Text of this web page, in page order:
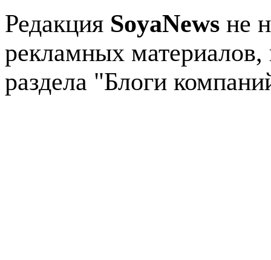
Редакция SoyaNews не
рекламных
раздела "Блоги